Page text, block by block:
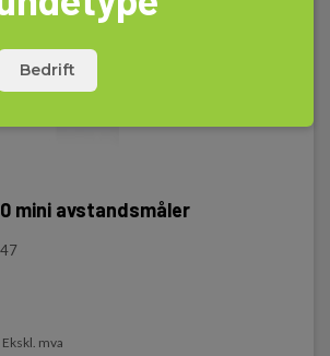
mini avstandsmåler
Ekskl. mva
Bedrift